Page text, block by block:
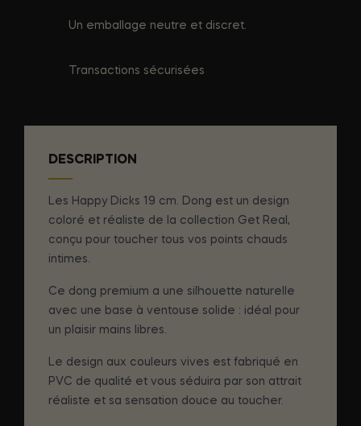
Un emballage neutre et discret.
Transactions sécurisées
DESCRIPTION
Les Happy Dicks 19 cm. Dong est un design
coloré et réaliste de la collection Get Real,
conçu pour toucher tous vos points chauds
intimes.
Ce dong premium a une silhouette naturelle
avec une base à ventouse solide : idéal pour
un plaisir mains libres.
Le design aux couleurs vives est fabriqué en
PVC de qualité et vous séduira par son attrait
réaliste et sa sensation douce au toucher.